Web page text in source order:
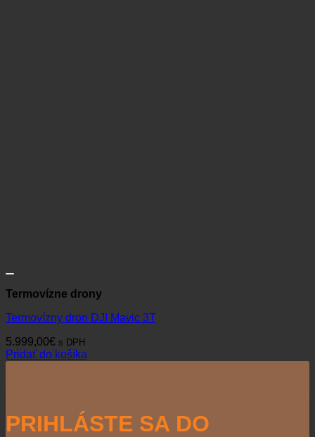
Termovízne drony
Termovízny dron DJI Mavic 3T
5.999,00€ s DPH
Pridať do košíka
PRIHLÁSTE SA DO